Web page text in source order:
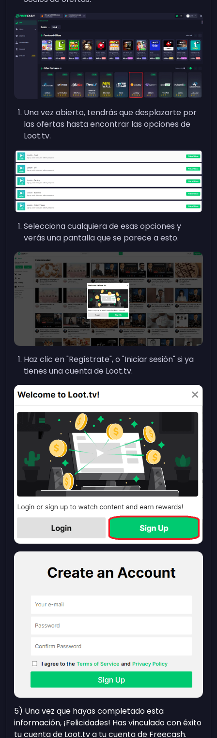
Una vez abierto, tendrás que desplazarte por
las ofertas hasta encontrar las opciones de
Loot.tv.
Selecciona cualquiera de esas opciones y
verás una pantalla que se parece a esto.
Haz clic en "Regístrate", o "Iniciar sesión" si ya
tienes una cuenta de Loot.tv.
​5) Una vez que hayas completado esta
información, ¡Felicidades! Has vinculado con éxito
tu cuenta de Loot.tv a tu cuenta de Freecash.